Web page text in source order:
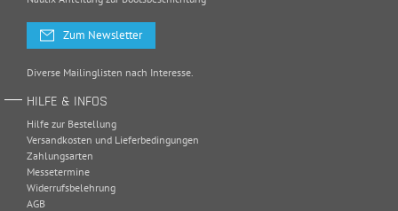
Zum Newsletter
Diverse Mailinglisten nach Interesse.
HILFE & INFOS
Hilfe zur Bestellung
Versandkosten und Lieferbedingungen
Zahlungsarten
Messetermine
Widerrufsbelehrung
AGB